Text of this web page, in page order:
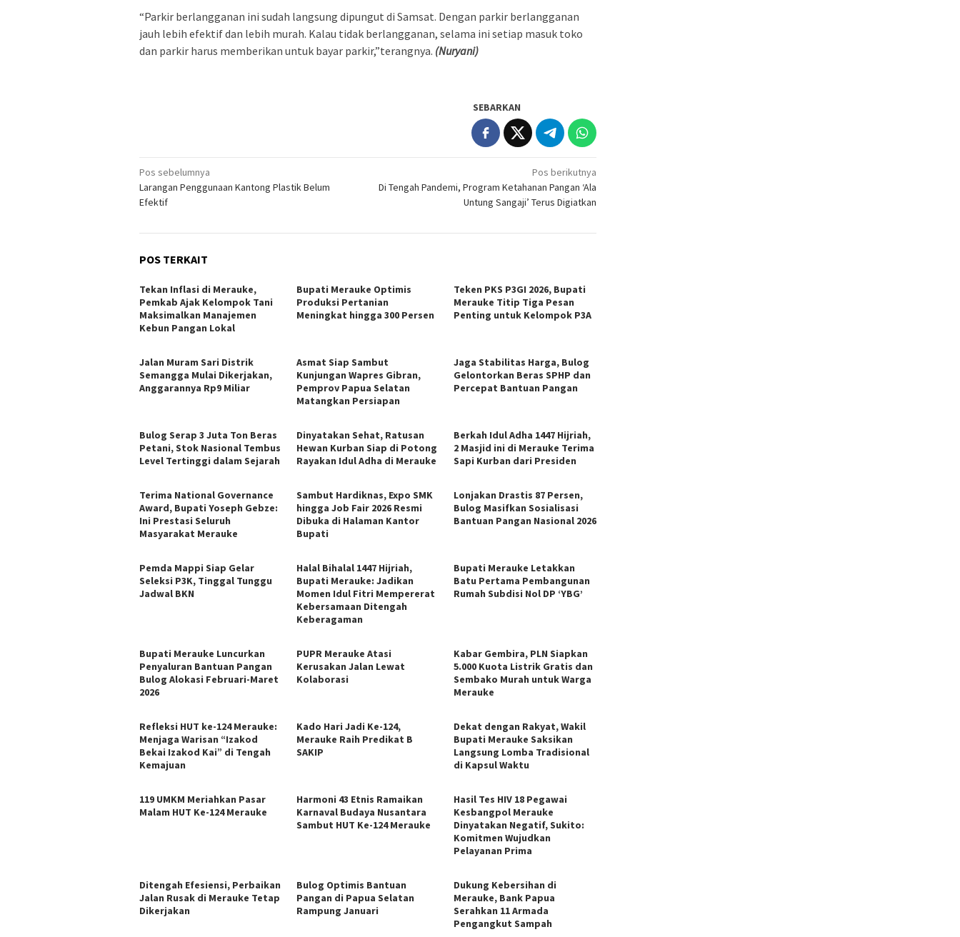
“Parkir berlangganan ini sudah langsung dipungut di Samsat. Dengan parkir berlangganan
jauh lebih efektif dan lebih murah. Kalau tidak berlangganan, selama ini setiap masuk toko
dan parkir harus memberikan untuk bayar parkir,”terangnya. (Nuryani)
SEBARKAN
Navigasi
pos
Pos sebelumnya
Larangan Penggunaan Kantong Plastik Belum
Efektif
Pos berikutnya
Di Tengah Pandemi, Program Ketahanan Pangan ‘Ala
Untung Sangaji’ Terus Digiatkan
POS TERKAIT
Tekan Inflasi di Merauke,
Pemkab Ajak Kelompok Tani
Maksimalkan Manajemen
Kebun Pangan Lokal
Bupati Merauke Optimis
Produksi Pertanian
Meningkat hingga 300 Persen
Teken PKS P3GI 2026, Bupati
Merauke Titip Tiga Pesan
Penting untuk Kelompok P3A
Jalan Muram Sari Distrik
Semangga Mulai Dikerjakan,
Anggarannya Rp9 Miliar
Asmat Siap Sambut
Kunjungan Wapres Gibran,
Pemprov Papua Selatan
Matangkan Persiapan
Jaga Stabilitas Harga, Bulog
Gelontorkan Beras SPHP dan
Percepat Bantuan Pangan
Bulog Serap 3 Juta Ton Beras
Petani, Stok Nasional Tembus
Level Tertinggi dalam Sejarah
Dinyatakan Sehat, Ratusan
Hewan Kurban Siap di Potong
Rayakan Idul Adha di Merauke
Berkah Idul Adha 1447 Hijriah,
2 Masjid ini di Merauke Terima
Sapi Kurban dari Presiden
Terima National Governance
Award, Bupati Yoseph Gebze:
Ini Prestasi Seluruh
Masyarakat Merauke
Sambut Hardiknas, Expo SMK
hingga Job Fair 2026 Resmi
Dibuka di Halaman Kantor
Bupati
Lonjakan Drastis 87 Persen,
Bulog Masifkan Sosialisasi
Bantuan Pangan Nasional 2026
Pemda Mappi Siap Gelar
Seleksi P3K, Tinggal Tunggu
Jadwal BKN
Halal Bihalal 1447 Hijriah,
Bupati Merauke: Jadikan
Momen Idul Fitri Mempererat
Kebersamaan Ditengah
Keberagaman
Bupati Merauke Letakkan
Batu Pertama Pembangunan
Rumah Subdisi Nol DP ‘YBG’
Bupati Merauke Luncurkan
Penyaluran Bantuan Pangan
Bulog Alokasi Februari-Maret
2026
PUPR Merauke Atasi
Kerusakan Jalan Lewat
Kolaborasi
Kabar Gembira, PLN Siapkan
5.000 Kuota Listrik Gratis dan
Sembako Murah untuk Warga
Merauke
Refleksi HUT ke-124 Merauke:
Menjaga Warisan “Izakod
Bekai Izakod Kai” di Tengah
Kemajuan
Kado Hari Jadi Ke-124,
Merauke Raih Predikat B
SAKIP
Dekat dengan Rakyat, Wakil
Bupati Merauke Saksikan
Langsung Lomba Tradisional
di Kapsul Waktu
119 UMKM Meriahkan Pasar
Malam HUT Ke-124 Merauke
Harmoni 43 Etnis Ramaikan
Karnaval Budaya Nusantara
Sambut HUT Ke-124 Merauke
Hasil Tes HIV 18 Pegawai
Kesbangpol Merauke
Dinyatakan Negatif, Sukito:
Komitmen Wujudkan
Pelayanan Prima
Ditengah Efesiensi, Perbaikan
Jalan Rusak di Merauke Tetap
Dikerjakan
Bulog Optimis Bantuan
Pangan di Papua Selatan
Rampung Januari
​Dukung Kebersihan di
Merauke, Bank Papua
Serahkan 11 Armada
Pengangkut Sampah